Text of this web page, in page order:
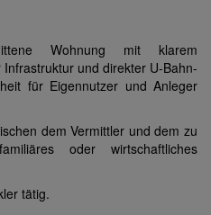
Wohnung mit klarem
und direkter U-Bahn-
für Eigennutzer und Anleger
dem Vermittler und dem zu
oder wirtschaftliches
tätig.